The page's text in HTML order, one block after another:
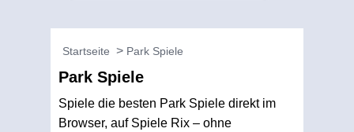
Startseite Park Spiele
Park Spiele
Spiele die besten Park Spiele direkt im
Browser, auf Spiele Rix – ohne